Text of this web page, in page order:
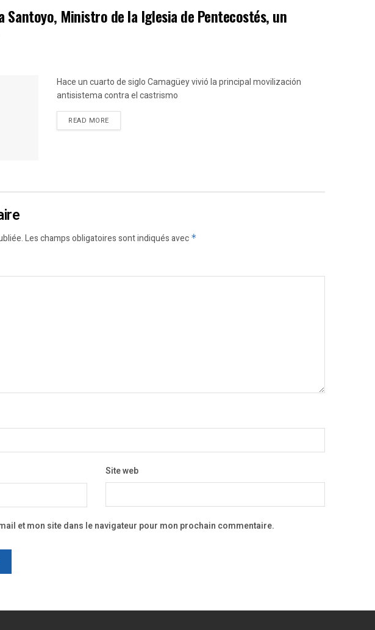
Santoyo, Ministro de la Iglesia de Pentecostés, un
Hace un cuarto de siglo Camagüey vivió la principal movilización
antisistema contra el castrismo
READ MOREDETAILS
Les champs obligatoires sont indiqués avec *
Site web
et mon site dans le navigateur pour mon prochain commentaire.